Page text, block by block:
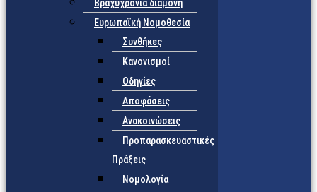
Βραχυχρόνια διαμονή
Ευρωπαϊκή Νομοθεσία
Συνθήκες
Κανονισμοί
Οδηγίες
Αποφάσεις
Ανακοινώσεις
Προπαρασκευαστικές
Πράξεις
Νομολογία